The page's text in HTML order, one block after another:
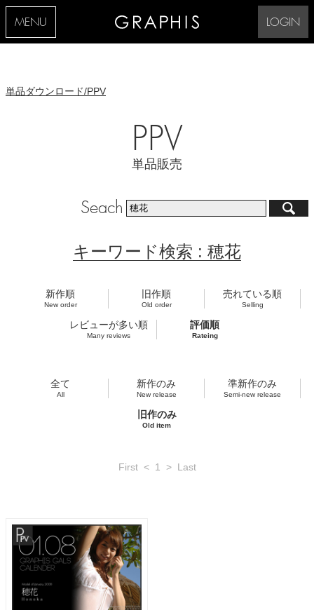
MENU LOGIN
単品ダウンロード/PPV
PPV
単品販売
Seach
キーワード検索 : 穂花
新作順
New order
旧作順
Old order
売れている順
Selling
レビューが多い順
Many reviews
評価順
Rateing
全て
All
新作のみ
New release
準新作のみ
Semi-new release
旧作のみ
Old item
First < 1 > Last